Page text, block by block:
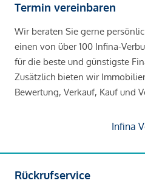
Termin vereinbaren
Wir beraten Sie gerne
einen von über 100 Infina-
für die beste und günstigste
Zusätzlich bieten wir
Bewertung, Verkauf, Kauf und
Infina
Rückrufservice